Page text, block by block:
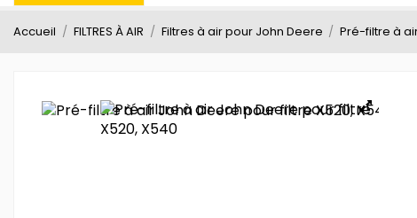
Accueil FILTRES À AIR Filtres à air pour John Deere Pré-filtre à